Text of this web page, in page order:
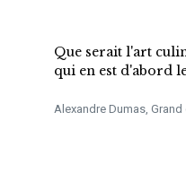
Que serait l'art
qui en est d'abord
Alexandre Dumas,